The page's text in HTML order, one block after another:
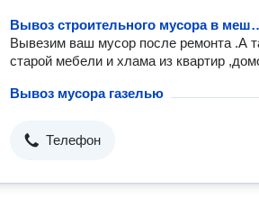
Вывоз
Вывезим ваш мусор после ремонта .А
старой мебели и хлама из квартир
Вывоз мусора газелью
Телефон